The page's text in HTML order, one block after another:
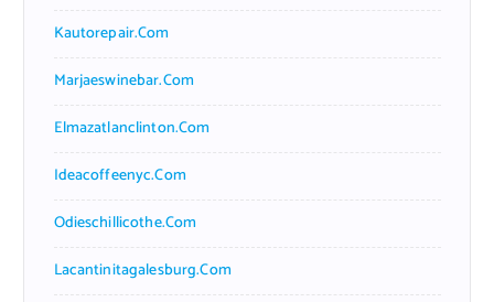
Kautorepair.com
Marjaeswinebar.com
Elmazatlanclinton.com
Ideacoffeenyc.com
Odieschillicothe.com
Lacantinitagalesburg.com